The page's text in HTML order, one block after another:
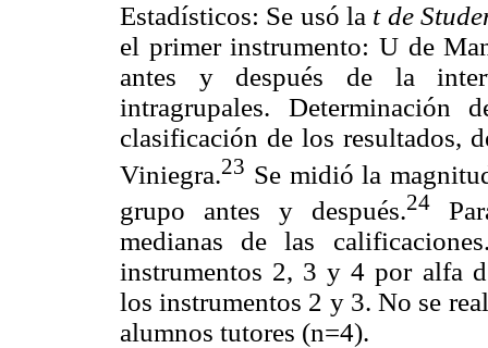
Estadísticos: Se usó la t de
el primer instrumento: U de
antes y después de la
intragrupales.
clasificación de los resultados,
Viniegra.23 Se midió la
grupo antes y después.24
medianas de las
instrumentos 2, 3 y 4 por alfa
los instrumentos 2 y 3. No se
alumnos tutores (n=4).